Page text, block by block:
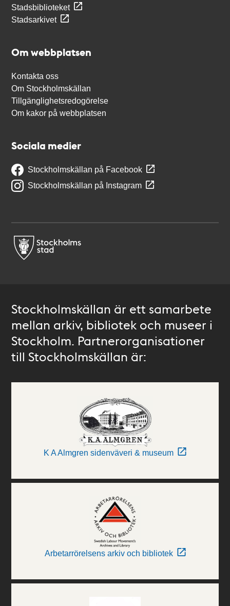
Stadsbiblioteket
Stadsarkivet
Om webbplatsen
Kontakta oss
Om Stockholmskällan
Tillgänglighetsredogörelse
Om kakor på webbplatsen
Sociala medier
Stockholmskällan på Facebook
Stockholmskällan på Instagram
Stockholmskällan är ett samarbete
mellan arkiv, bibliotek och museer i
Stockholm. Partnerorganisationer
till Stockholmskällan är:
K A Almgren sidenväveri & museum
Arbetarrörelsens arkiv och bibliotek